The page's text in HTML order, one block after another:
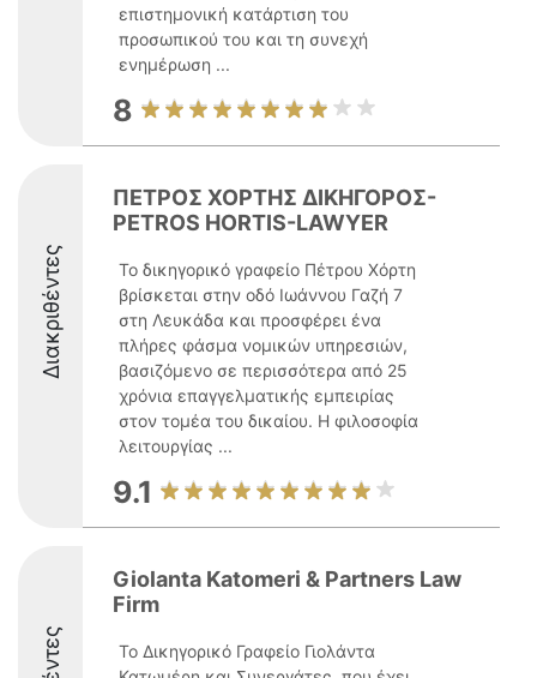
επιστημονική κατάρτιση του
προσωπικού του και τη συνεχή
ενημέρωση ...
8
Διακριθέντες
ΠΕΤΡΟΣ ΧΟΡΤΗΣ ΔΙΚΗΓΟΡΟΣ-
PETROS HORTIS-LAWYER
Το δικηγορικό γραφείο Πέτρου Χόρτη
βρίσκεται στην οδό Ιωάννου Γαζή 7
στη Λευκάδα και προσφέρει ένα
πλήρες φάσμα νομικών υπηρεσιών,
βασιζόμενο σε περισσότερα από 25
χρόνια επαγγελματικής εμπειρίας
στον τομέα του δικαίου. Η φιλοσοφία
λειτουργίας ...
9.1
Giolanta Katomeri & Partners Law
Firm
Το Δικηγορικό Γραφείο Γιολάντα